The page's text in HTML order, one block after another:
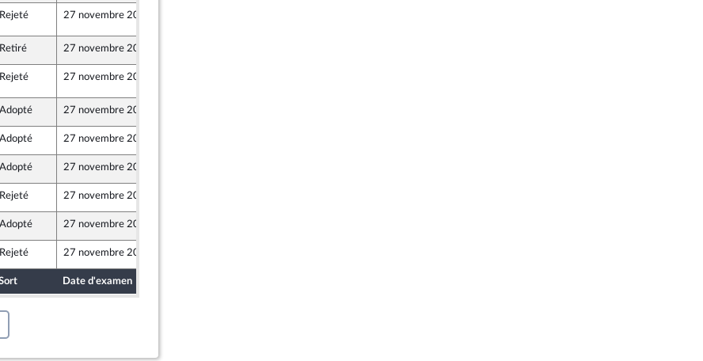
Rejeté 27 novembre 2024
Retiré 27 novembre 2024
Rejeté 27 novembre 2024
Adopté 27 novembre 2024
Adopté 27 novembre 2024
Adopté 27 novembre 2024
Rejeté 27 novembre 2024
Adopté 27 novembre 2024
Rejeté 27 novembre 2024
Date d'examen